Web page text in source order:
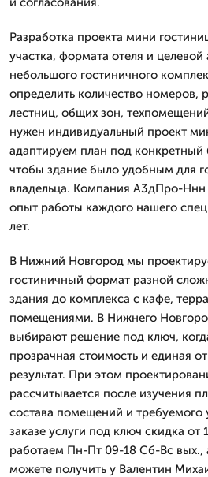
Разработка проекта мини
участка, формата отеля и
небольшого гостиничного
определить количество номеров,
лестниц, общих зон,
нужен индивидуальный проект
адаптируем план под конкретный
чтобы здание было удобным для
владельца. Компания А3дПро-Ннн
опыт работы каждого нашего
лет.
В Нижний Новгород мы
гостиничный формат разной
здания до комплекса с кафе,
помещениями. В Нижнего
выбирают решение под ключ,
прозрачная стоимость и единая
результат. При этом
рассчитывается после изучения
состава помещений и требуемого
заказе услуги под ключ скидка
работаем Пн-Пт 09-18 Сб-Вс вых.,
можете получить у Валентин